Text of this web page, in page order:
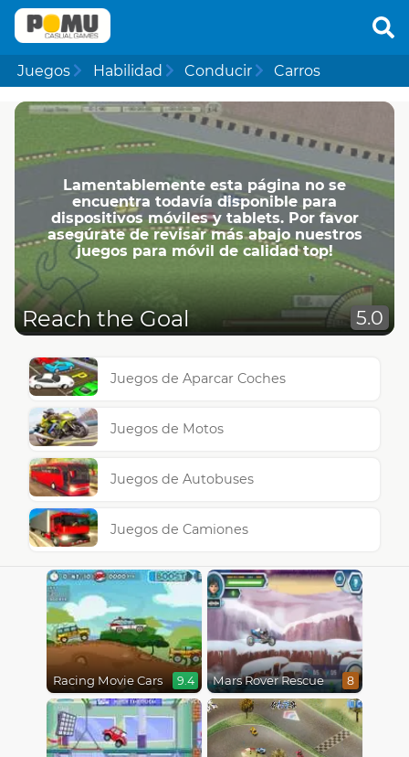
Juegos Habilidad Conducir Carros
Lamentablemente esta página no se
encuentra todavía disponible para
dispositivos móviles y tablets. Por favor
asegúrate de revisar más abajo nuestros
juegos para móvil de calidad top!
Reach the Goal 5.0
Juegos de Aparcar Coches
Juegos de Motos
Juegos de Autobuses
Juegos de Camiones
Racing Movie Cars 9.4 Mars Rover Rescue 8